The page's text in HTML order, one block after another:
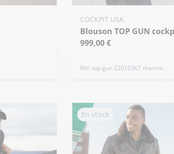
48 US / 3XL
COCKPIT USA
Blouson TOP GUN
999,00 €
Réf. top gun Z201036T marron
En stock